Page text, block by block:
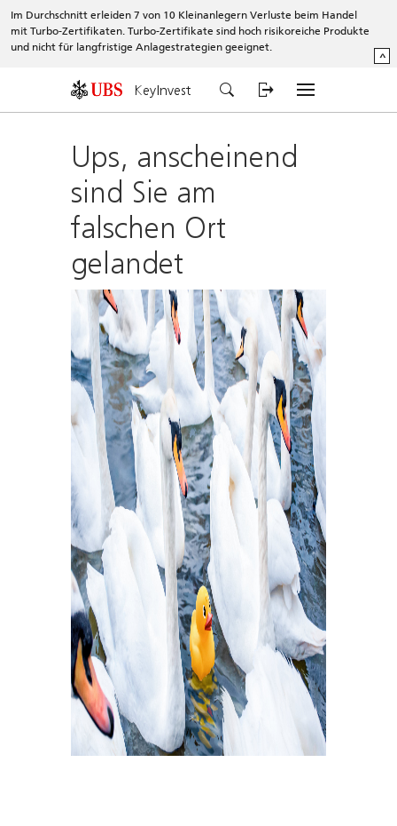
Im Durchschnitt erleiden 7 von 10 Kleinanlegern Verluste beim Handel
mit Turbo-Zertifikaten. Turbo-Zertifikate sind hoch risikoreiche Produkte
und nicht für langfristige Anlagestrategien geeignet.
^
KeyInvest
Ups, anscheinend
sind Sie am
falschen Ort
gelandet